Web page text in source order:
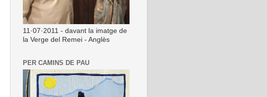
11·07·2011 - davant la imatge de
la Verge del Remei - Anglès
PER CAMINS DE PAU